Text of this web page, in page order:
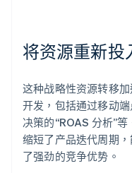
将资源重新投
这种战略性资源转移
开发，包括通过移动
决策的“ROAS 分析”
缩短了产品迭代周期
了强劲的竞争优势。